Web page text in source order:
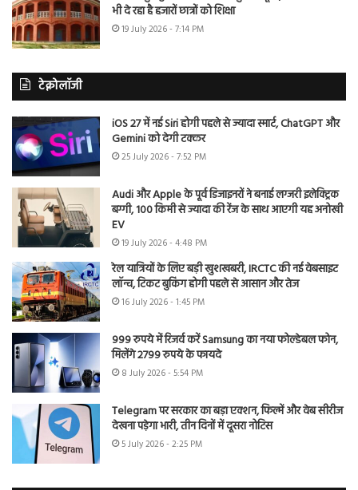
भी दे रहा है हजारों छात्रों को शिक्षा
19 July 2026 - 7:14 PM
टेक्नोलॉजी
iOS 27 में नई Siri होगी पहले से ज्यादा स्मार्ट, ChatGPT और
Gemini को देगी टक्कर
25 July 2026 - 7:52 PM
Audi और Apple के पूर्व डिजाइनरों ने बनाई लग्जरी इलेक्ट्रिक
बग्गी, 100 किमी से ज्यादा की रेंज के साथ आएगी यह अनोखी
EV
19 July 2026 - 4:48 PM
रेल यात्रियों के लिए बड़ी खुशखबरी, IRCTC की नई वेबसाइट
लॉन्च, टिकट बुकिंग होगी पहले से आसान और तेज
16 July 2026 - 1:45 PM
999 रुपये में रिजर्व करें Samsung का नया फोल्डेबल फोन,
मिलेंगे 2799 रुपये के फायदे
8 July 2026 - 5:54 PM
Telegram पर सरकार का बड़ा एक्शन, फिल्में और वेब सीरीज
देखना पड़ेगा भारी, तीन दिनों में दूसरा नोटिस
5 July 2026 - 2:25 PM